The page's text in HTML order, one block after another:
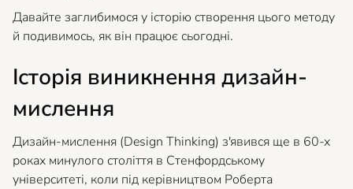
Давайте заглибимося у історію створення цього методу
й подивимось, як він працює сьогодні.
Історія виникнення дизайн-
мислення
Дизайн-мислення (Design Thinking) з'явився ще в 60-х
роках минулого століття в Стенфордському
університеті, коли під керівництвом Роберта